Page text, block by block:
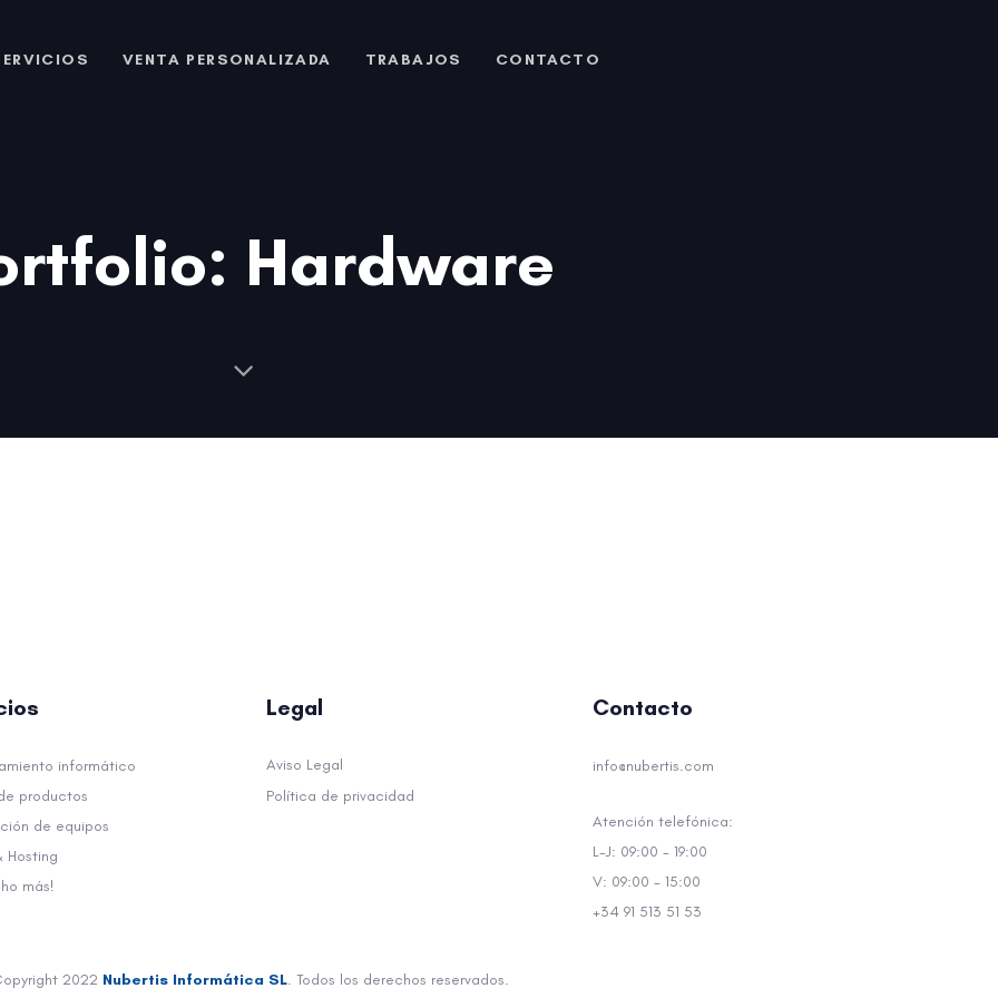
VENTA PERSONALIZADA TRABAJOS CONTACTO
Hardware
informático
productos
de equipos
Hosting
más!
Legal
Aviso Legal
Política de privacidad
Contacto
info@nubertis.com
Atención telefónica:
L-J: 09:00 - 19:00
V: 09:00 - 15:00
+34 91 513 51 53
2022 Nubertis Informática SL. Todos los derechos reservados.